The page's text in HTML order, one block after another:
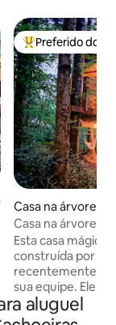
avaliação média de
Entre os
Preferido dos
Casa na árvore ⋅
Casa na árvore
Esta casa mágica
construída por
recentemente
sua equipe. Ele
nossa
seu próprio
aluguel